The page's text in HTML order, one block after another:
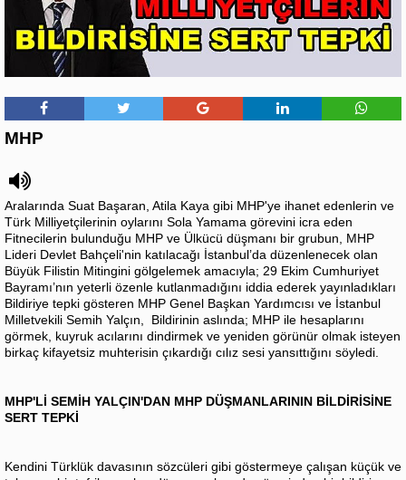
MHP
Aralarında Suat Başaran, Atila Kaya gibi MHP'ye ihanet edenlerin ve
Türk Milliyetçilerinin oylarını Sola Yamama görevini icra eden
Fitnecilerin bulunduğu MHP ve Ülkücü düşmanı bir grubun, MHP
Lideri Devlet Bahçeli'nin katılacağı İstanbul’da düzenlenecek olan
Büyük Filistin Mitingini gölgelemek amacıyla; 29 Ekim Cumhuriyet
Bayramı’nın yeterli özenle kutlanmadığını iddia ederek yayınladıkları
Bildiriye tepki gösteren MHP Genel Başkan Yardımcısı ve İstanbul
Milletvekili Semih Yalçın, Bildirinin aslında; MHP ile hesaplarını
görmek, kuyruk acılarını dindirmek ve yeniden görünür olmak isteyen
birkaç kifayetsiz muhterisin çıkardığı cılız sesi yansıttığını söyledi.
MHP'Lİ SEMİH YALÇIN'DAN MHP DÜŞMANLARININ BİLDİRİSİNE
SERT TEPKİ
Kendini Türklük davasının sözcüleri gibi göstermeye çalışan küçük ve